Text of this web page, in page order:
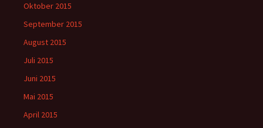
Oktober 2015
September 2015
August 2015
Juli 2015
Juni 2015
Mai 2015
April 2015